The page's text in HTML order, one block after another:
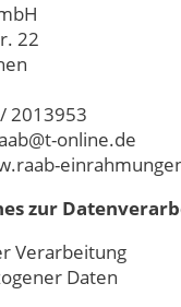
22
2013953
online.de
zur
Verarbeitung
Daten